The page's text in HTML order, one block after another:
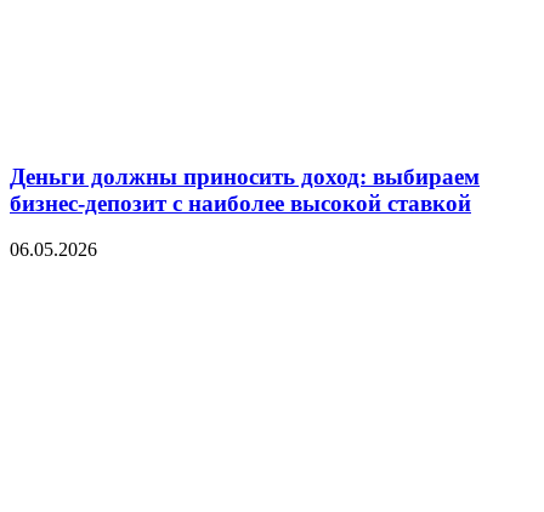
Деньги должны приносить доход: выбираем
бизнес-депозит с наиболее высокой ставкой
06.05.2026